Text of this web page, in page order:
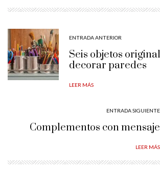
ENTRADA ANTERIOR
Seis objetos
decorar paredes
LEER MÁS
ENTRADA SIGUIENTE
Complementos con mensaje
LEER MÁS